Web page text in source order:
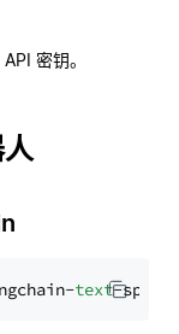
密钥。
text